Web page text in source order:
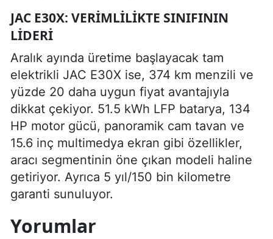
JAC E30X: VERIMLILIKTE SINIFININ
LIDERI
Aralık ayında üretime başlayacak tam
elektrikli JAC E30X ise, 374 km menzili ve
yüzde 20 daha uygun fiyat avantajıyla
dikkat çekiyor. 51.5 kWh LFP batarya, 134
HP motor gücü, panoramik cam tavan ve
15.6 inç multimedya ekran gibi özellikler,
aracı segmentinin öne çıkan modeli haline
getiriyor. Ayrıca 5 yıl/150 bin kilometre
garanti sunuluyor.
Yorumlar